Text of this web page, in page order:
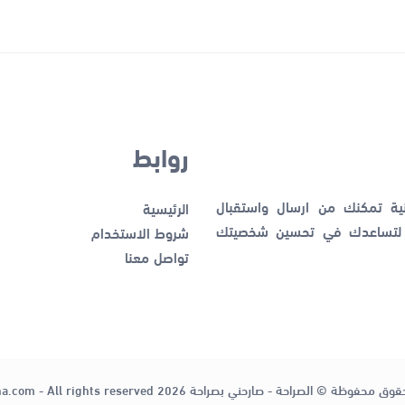
تمكنك من ارسال واستقبال
لتساعدك في تحسين شخصيتك
روابط
الرئيسية
شروط الاستخدام
تواصل معنا
محفوظة © الصراحة - صارحني بصراحة 2026 - All rights reserved